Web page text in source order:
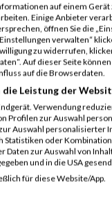
auf einem Gerät
Einige Anbieter
öffnen Sie die
verwalten“
zu widerrufen,
Auf dieser Seite
auf die Browserdaten.
Leistung der
Verwendung
Profilen zur Auswahl
Auswahl personalisierter
oder
Daten zur Auswahl von
und in die USA
für diese Website/App.